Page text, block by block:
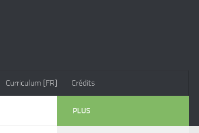
Curriculum [FR] Crédits
PLUS